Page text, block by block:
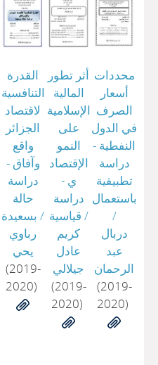
القدرة
التنافسية
لاقتصاد
الجزائر
واقع
وآفاق -
دراسة
حالة
بسعيدة /
رباوي
يحي
(2019-
2020)
أثر تطور
المالية
الإسلامية
على
النمو
الإقتصاد
ي -
دراسة
قياسية /
كريم
عادل
جيلالي
(2019-
2020)
محددات
أسعار
الصرف
في الدول
النفطية -
دراسة
تطبيقية
باستعمال
/
دربال
عبد
الرحمان
(2019-
2020)